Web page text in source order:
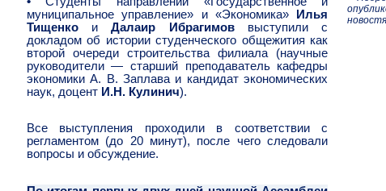
муниципальное управление» и «Экономика»
Илья
ТищенкоиДалаир Ибрагимоввыступили с
докладом об истории студенческого общежития как
второй очереди строительства филиала (научные
руководители — старший преподаватель кафедры
экономики А. В. Заплава и кандидат экономических
наук, доцент И.Н. Кулинич).
Все выступления проходили в соответствии с
регламентом (до 20 минут), после чего следовали
вопросы и обсуждение.